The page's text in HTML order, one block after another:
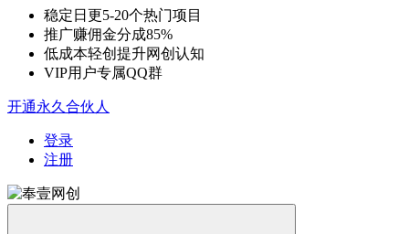
稳定日更5-20个热门项目
推广赚佣金分成85%
低成本轻创提升网创认知
VIP用户专属QQ群
开通永久合伙人
登录
注册